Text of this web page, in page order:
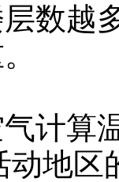
数越
计算
动地区